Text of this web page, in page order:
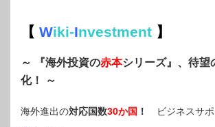
【 Wiki-Investment 】
～ 『海外投資の赤本シリーズ』、待望
化！ ～
海外進出の対応国数30か国 ！ ビジネスサポ